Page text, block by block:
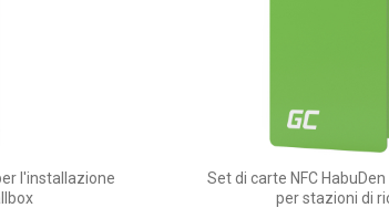
l'installazione
Set di carte NFC
per stazioni di